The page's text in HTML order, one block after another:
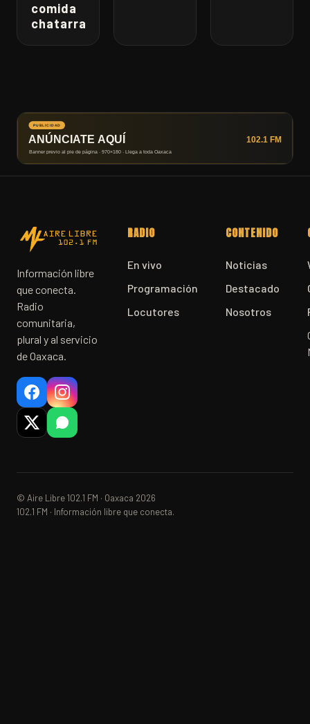
comida
chatarra
Información libre
que conecta.
Radio
comunitaria,
plural y al servicio
de Oaxaca.
RADIO
En vivo
Programación
Locutores
CONTENIDO
Noticias
Destacado
Nosotros
© Aire Libre 102.1 FM · Oaxaca 2026
102.1 FM · Información libre que conecta.